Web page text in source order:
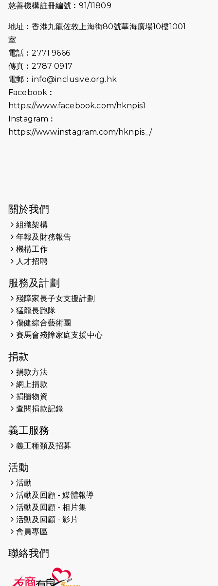
2026-07-09
猛龍長跑隊恆常練習 - 7月9日（19:00
2026-07-02
2026-06-25
（19:00開始）
2026-06-18
猛龍長跑隊恆常練習 - 6月18日
2026-06-11
猛龍長跑隊恆常練習 - 6月11日（19:00
2026-05-28
2026-05-22
2026-05-21
2026-05-14
（19:00開始）
2026-05-07
開始）
2026-04-30
2026-04-25
2026-04-24
2026-04-23
2026-04-19
2026-04-16
猛龍長跑隊恆常練習 - 4月16日
（19:00開始）
2026-04-12
2026-04-11
2026-04-10 太古家＋賞系列：漫步魔術與音樂
慈善機構註冊編號︰91/11809
地址︰香港九龍佐敦上海街80號華海廣場10樓1001
室
電話︰2771 9666
傳真︰2787 0917
電郵︰info@inclusive.org.hk
Facebook︰
https://www.facebook.com/hknpis1
Instagram︰
https://www.instagram.com/hknpis_/
關於我們
組織架構
年報及財務報告
機構工作
人才招聘
服務及計劃
殘障家長子女支援計劃
猛龍長跑隊
傷健綜合藝術團
賽馬會殘障家庭支援中心
捐款
捐款方法
網上捐款
捐贈物資
查閱捐款記錄
義工服務
義工種類及招募
活動
活動
活動及回顧 - 媒體報導
活動及回顧 - 相片集
活動及回顧 - 影片
會員專區
聯絡我們